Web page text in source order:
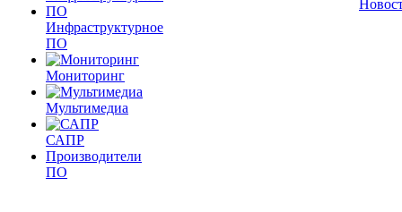
Инфраструктурное
ПО
Мониторинг
Мультимедиа
САПР
Производители
ПО